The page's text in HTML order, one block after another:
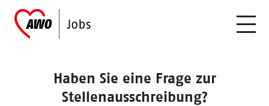
Haben Sie eine Frage zur
Stellenausschreibung?